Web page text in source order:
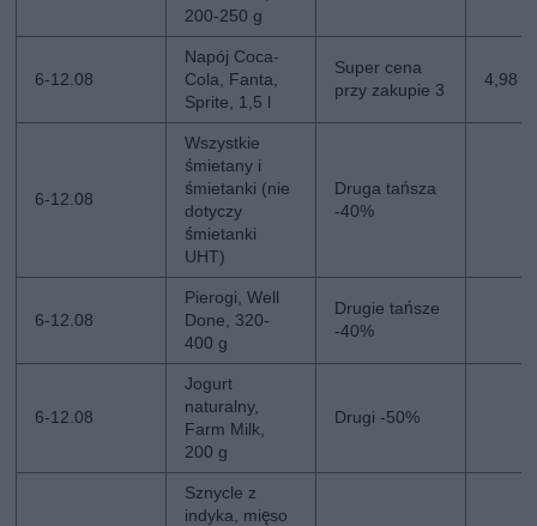
200-250 g
6-12.08
Napój Coca-
Cola, Fanta,
Sprite, 1,5 l
Super cena
przy zakupie 3
4,98
6-12.08
Wszystkie
śmietany i
śmietanki (nie
dotyczy
śmietanki
UHT)
Druga tańsza
-40%
6-12.08
Pierogi, Well
Done, 320-
400 g
Drugie tańsze
-40%
6-12.08
Jogurt
naturalny,
Farm Milk,
200 g
Drugi -50%
Sznycle z
indyka, mięso